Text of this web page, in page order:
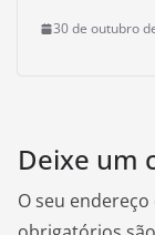
30 de outubro
Deixe um
O seu